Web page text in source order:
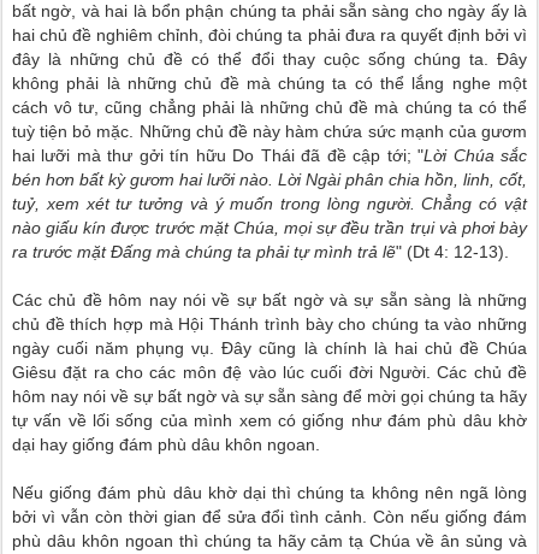
bất ngờ, và hai là bổn phận chúng ta phải sẵn sàng cho ngày ấy là
hai chủ đề nghiêm chỉnh, đòi chúng ta phải đưa ra quyết định bởi vì
đây là những chủ đề có thể đổi thay cuộc sống chúng ta. Ðây
không phải là những chủ đề mà chúng ta có thể lắng nghe một
cách vô tư, cũng chẳng phải là những chủ đề mà chúng ta có thể
tuỳ tiện bỏ mặc. Những chủ đề này hàm chứa sức mạnh của gươm
hai lưỡi mà thư gởi tín hữu Do Thái đã đề cập tới; "Lời Chúa sắc
bén hơn bất kỳ gươm hai lưỡi nào. Lời Ngài phân chia hồn, linh, cốt,
tuỷ, xem xét tư tưởng và ý muốn trong lòng người. Chẳng có vật
nào giấu kín được trước mặt Chúa, mọi sự đều trần trụi và phơi bày
ra trước mặt Ðấng mà chúng ta phải tự mình trả lẽ" (Dt 4: 12-13).
Các chủ đề hôm nay nói về sự bất ngờ và sự sẵn sàng là những
chủ đề thích hợp mà Hội Thánh trình bày cho chúng ta vào những
ngày cuối năm phụng vụ. Ðây cũng là chính là hai chủ đề Chúa
Giêsu đặt ra cho các môn đệ vào lúc cuối đời Người. Các chủ đề
hôm nay nói về sự bất ngờ và sự sẵn sàng để mời gọi chúng ta hãy
tự vấn về lối sống của mình xem có giống như đám phù dâu khờ
dại hay giống đám phù dâu khôn ngoan.
Nếu giống đám phù dâu khờ dại thì chúng ta không nên ngã lòng
bởi vì vẫn còn thời gian để sửa đổi tình cảnh. Còn nếu giống đám
phù dâu khôn ngoan thì chúng ta hãy cảm tạ Chúa về ân sủng và